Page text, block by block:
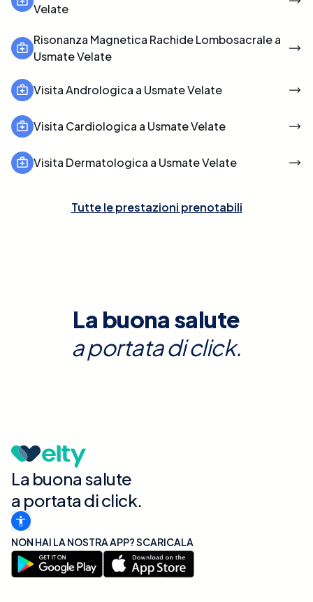
Velate
Risonanza Magnetica Rachide Lombosacrale a
Usmate Velate
Visita Andrologica a Usmate Velate
Visita Cardiologica a Usmate Velate
Visita Dermatologica a Usmate Velate
Tutte le prestazioni prenotabili
La buona salute
a portata di click.
La buona salute
a portata di click.
NON HAI LA NOSTRA APP? SCARICALA